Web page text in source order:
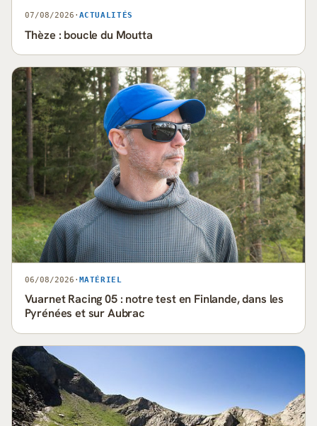
07/08/2026 · ACTUALITÉS
Thèze : boucle du Moutta
06/08/2026 · MATÉRIEL
Vuarnet Racing 05 : notre test en Finlande, dans les
Pyrénées et sur Aubrac